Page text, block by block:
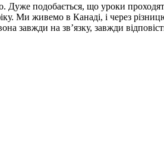
Дуже подобається, що уроки
Ми живемо в Канаді, і через
завжди на зв’язку, завжди